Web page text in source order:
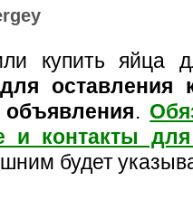
купить яйца
оставления
объявления.
и контакты
будет